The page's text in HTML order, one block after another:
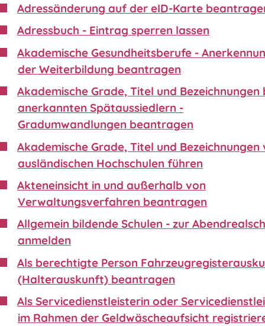
Adressänderung auf der eID-Karte
Adressbuch - Eintrag sperren lassen
Akademische Gesundheitsberufe -
der Weiterbildung beantragen
Akademische Grade, Titel und Bezeichnungen
anerkannten Spätaussiedlern -
Gradumwandlungen beantragen
Akademische Grade, Titel und Bezeichnungen
ausländischen Hochschulen führen
Akteneinsicht in und außerhalb von
Verwaltungsverfahren beantragen
Allgemein bildende Schulen - zur
anmelden
Als berechtigte Person
(Halterauskunft) beantragen
Als Servicedienstleisterin oder
im Rahmen der Geldwäscheaufsicht